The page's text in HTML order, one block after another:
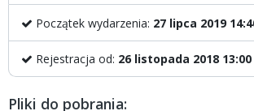
Początek wydarzenia: 27 lipca 2019
Rejestracja od: 26 listopada 2018 13:00
Pliki do pobrania: